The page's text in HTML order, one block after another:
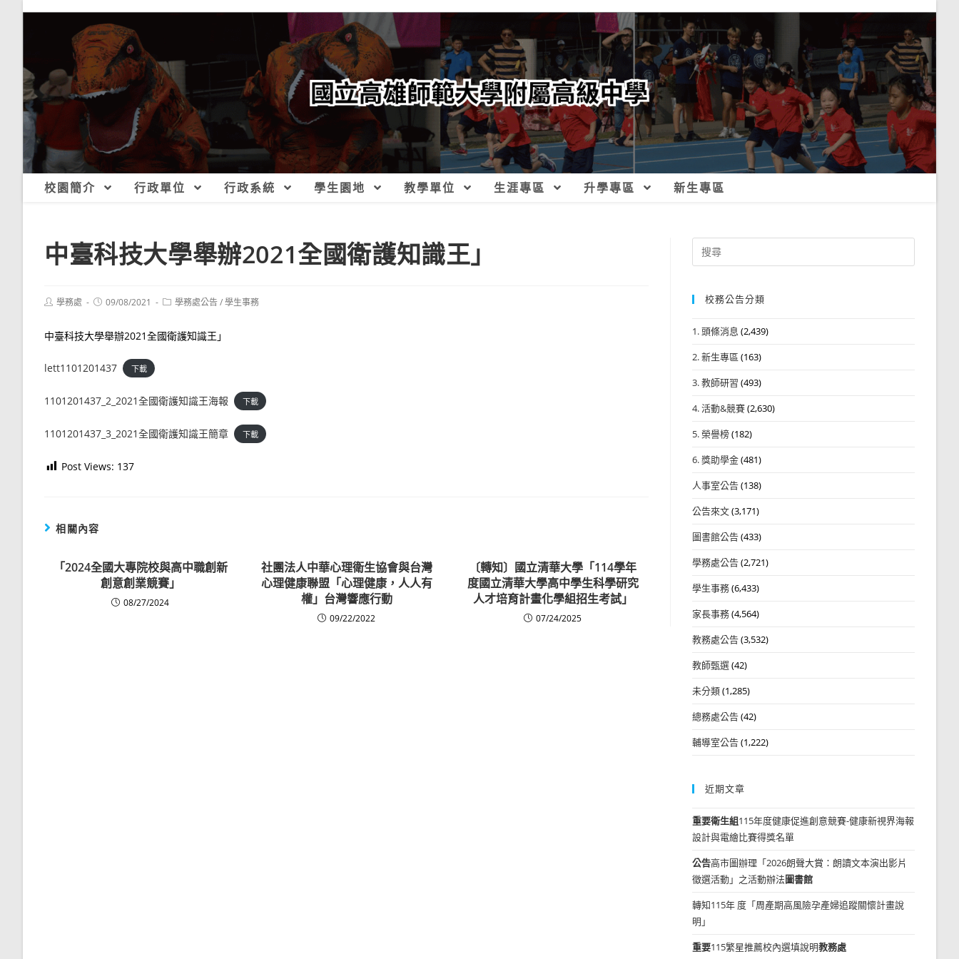
校園簡介 行政單位 行政系統 學生園地 教學單位 生涯專區 升學專區 新生專區
中臺科技大學舉辦2021全國衛護知識王」
Post學務處
Post09/08/2021
Post學務處公告/學生事務
中臺科技大學舉辦2021全國衛護知識王」
lett1101201437 下載
1101201437_2_2021全國衛護知識王海報 下載
1101201437_3_2021全國衛護知識王簡章 下載
Post Views: 137
相關內容
「2024全國大專院校與高中職創新
創意創業競賽」
08/27/2024
社團法人中華心理衛生協會與台灣
心理健康聯盟「心理健康，人人有
權」台灣響應行動
09/22/2022
〔轉知〕國立清華大學「114學年
度國立清華大學高中學生科學研究
人才培育計畫化學組招生考試」
07/24/2025
Search
for:
校務公告分類
1. 頭條消息 (2,439)
2. 新生專區 (163)
3. 教師研習 (493)
4. 活動&競賽(2,630)
5. 榮譽榜(182)
6. 獎助學金(481)
人事室公告(138)
公告來文(3,171)
圖書館公告(433)
學務處公告(2,721)
學生事務(6,433)
家長事務(4,564)
教務處公告(3,532)
教師甄選(42)
未分類(1,285)
總務處公告(42)
輔導室公告(1,222)
近期文章
重要衛生組115年度健康促進創意競賽-健康新視界海報
設計與電繪比賽得獎名單
公告高市圖辦理「2026朗聲大賞：朗讀文本演出影片
徵選活動」之活動辦法圖書館
轉知115年 度「周產期高風險孕產婦追蹤關懷計畫說
明」
重要115繁星推薦校內選填說明教務處